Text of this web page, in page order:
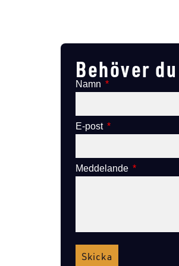
Behöver
Namn
E-post
Meddelande
Skicka